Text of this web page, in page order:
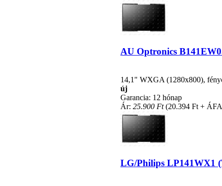
AU Optronics
14,1" WXGA (1280x800),
új
Garancia: 12 hónap
Ár: 25.900 Ft(20.394 Ft +
LG/Philips LP141WX1